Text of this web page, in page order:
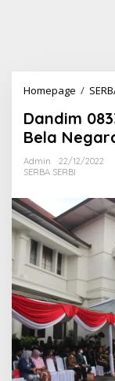
Homepage /
Dandim
Bela
Admin
22/12/2022
SERBA SERBI